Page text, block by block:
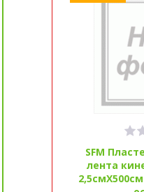
SFM
лента